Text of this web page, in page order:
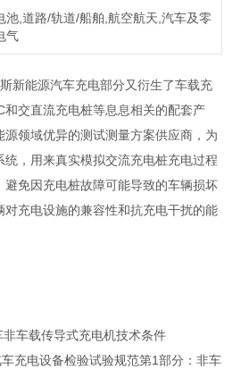
池,道路/轨道/船舶,航空航天,汽车及零
气
新能源汽车充电部分又衍生了车载充
和交直流充电桩等息息相关的配套产
领域优异的测试测量方案供应商，为
，用来真实模拟交流充电桩充电过程
免因充电桩故障可能导致的车辆损坏
充电设施的兼容性和抗充电干扰的能
车载传导式充电机技术条件
充电设备检验试验规范第1部分：非车